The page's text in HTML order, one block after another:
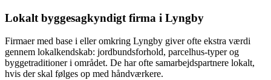
Lokalt byggesagkyndigt firma i Lyngby
Firmaer med base i eller omkring Lyngby giver ofte ekstra værdi
gennem lokalkendskab: jordbundsforhold, parcelhus‑typer og
byggetraditioner i området. De har ofte samarbejdspartnere lokalt,
hvis der skal følges op med håndværkere.